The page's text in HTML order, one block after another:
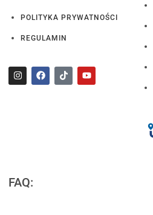
POLITYKA PRYWATNOŚCI
REGULAMIN
FAQ: